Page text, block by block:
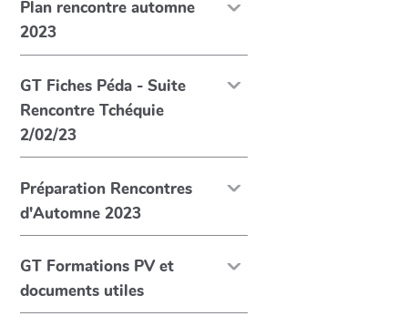
Plan rencontre automne
2023
GT Fiches Péda - Suite
Rencontre Tchéquie
2/02/23
Préparation Rencontres
d'Automne 2023
GT Formations PV et
documents utiles